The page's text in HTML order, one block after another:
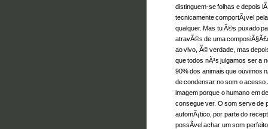
distinguem-se folhas e depois
tecnicamente comportÃ¡vel
qualquer. Mas tu Ã©s puxado
atravÃ©s de uma
ao vivo, Ã© verdade, mas
que todos nÃ³s julgamos ser a
90% dos animais que ouvimos
de condensar no som o acesso
imagem porque o humano em
consegue ver. O som serve de
automÃ¡tico, por parte do
possÃ­vel achar um som